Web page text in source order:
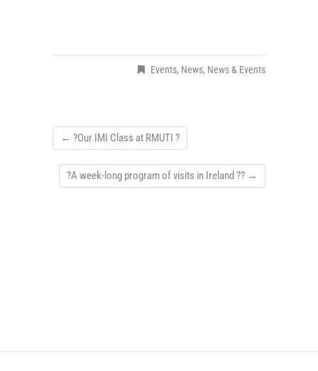
Events, News, News & Events
← ?Our IMI Class at RMUTI ?
?A week-long program of visits in Ireland ?? →